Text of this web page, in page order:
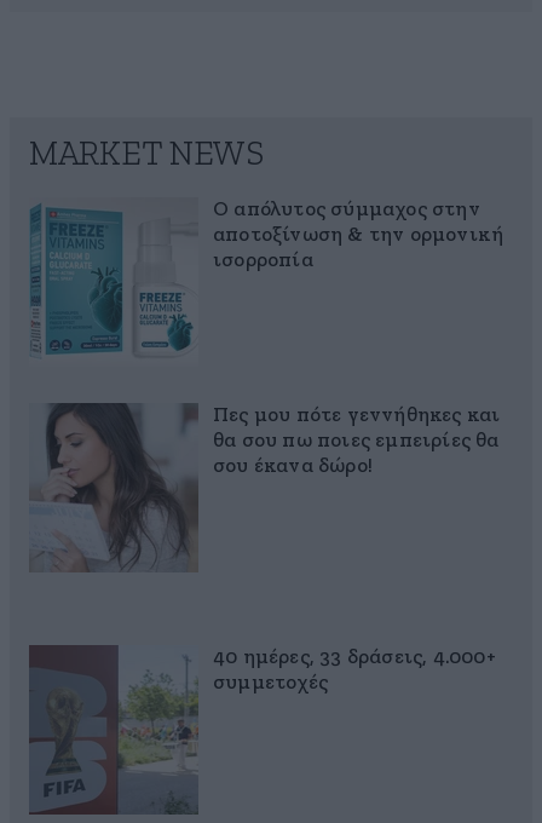
MARKET NEWS
Ο απόλυτος σύμμαχος στην
αποτοξίνωση & την ορμονική
ισορροπία
Πες μου πότε γεννήθηκες και
θα σου πω ποιες εμπειρίες θα
σου έκανα δώρο!
40 ημέρες, 33 δράσεις, 4.000+
συμμετοχές